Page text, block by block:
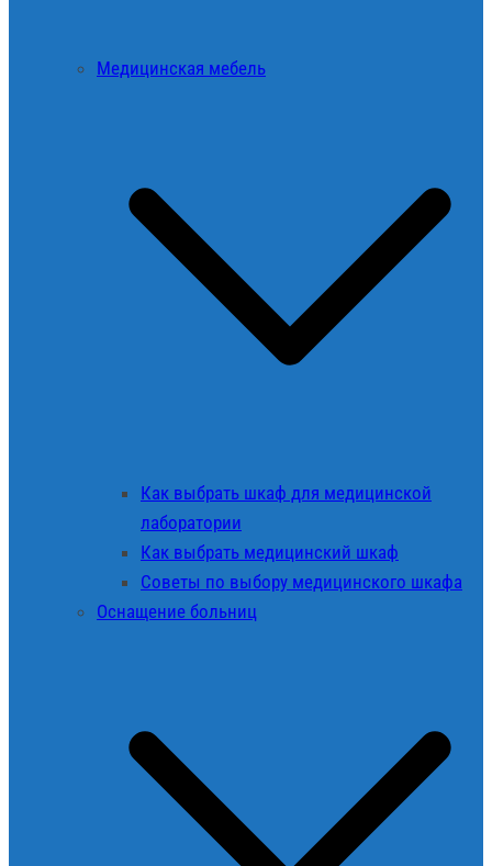
Медицинская мебель
Как выбрать шкаф для медицинской
лаборатории
Как выбрать медицинский шкаф
Советы по выбору медицинского шкафа
Оснащение больниц